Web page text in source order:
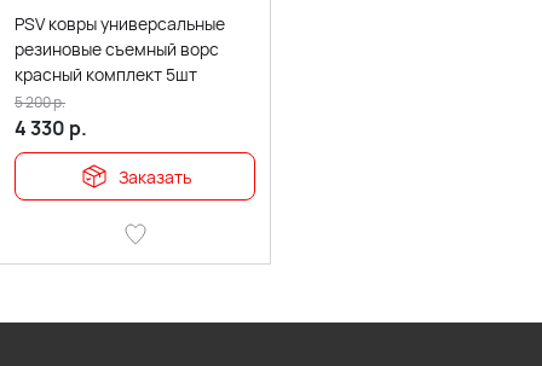
PSV ковры универсальные
резиновые съемный ворс
красный комплект 5шт
4 330 р.
5 200р.
Заказать